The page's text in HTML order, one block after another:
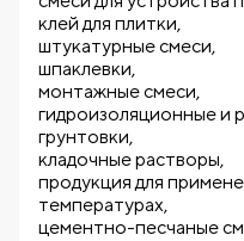
клей для плитки,
штукатурные смеси,
шпаклевки,
монтажные смеси,
гидроизоляционные и
грунтовки,
кладочные растворы,
продукция для
температурах,
цементно-песчаные